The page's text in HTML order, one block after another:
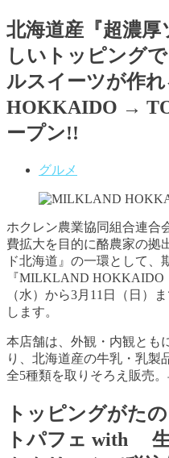
北海道産『超濃
しいトッピング
ルスイーツが作
HOKKAIDO →
ープン!!
グルメ
ホクレン農業協同組合連合
費拡大を目的に酪農家の拠
ド北海道』の一環として、
『MILKLAND HOKKAIDO
（水）から3月11日（日）
します。
本店舗は、外観・内観とも
り、北海道産の牛乳・乳製
全5種類を取りそろえ販売
トッピングがた
トパフェ with